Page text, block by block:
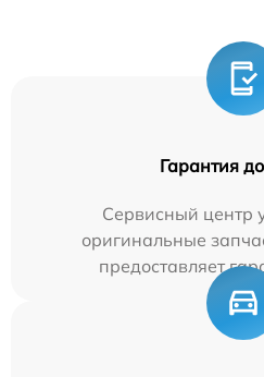
Гарантия
Сервисный центр
оригинальные
предоставляет